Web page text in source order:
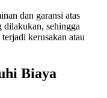
dan garansi atas
dilakukan, sehingga
kerusakan atau
Biaya